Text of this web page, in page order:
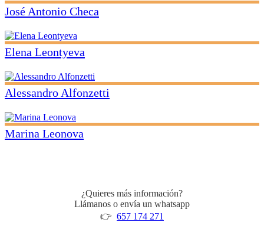
José Antonio Checa
Elena Leontyeva
Alessandro Alfonzetti
Marina Leonova
¿Quieres más información?
Llámanos o envía un whatsapp
👉 657 174 271